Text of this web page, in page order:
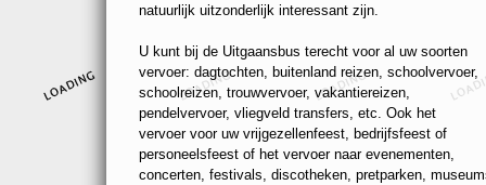
natuurlijk uitzonderlijk interessant zijn.
U kunt bij de Uitgaansbus terecht voor al uw soorten
vervoer: dagtochten, buitenland reizen, schoolvervoer,
schoolreizen, trouwvervoer, vakantiereizen,
pendelvervoer, vliegveld transfers, etc. Ook het
vervoer voor uw vrijgezellenfeest, bedrijfsfeest of
personeelsfeest of het vervoer naar evenementen,
concerten, festivals, discotheken, pretparken,